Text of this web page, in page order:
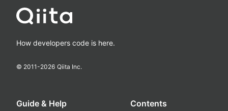
How developers code is here.
© 2011-2026 Qiita Inc.
Guide & Help Contents